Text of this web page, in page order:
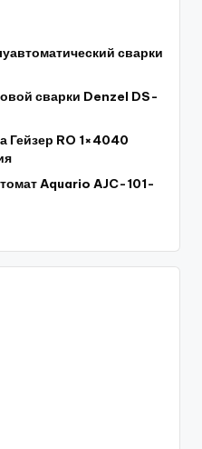
сварки
сварки Denzel DS-
Гейзер RO 1×4040
Aquario AJC-101-